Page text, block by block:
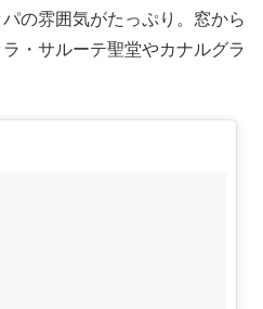
の雰囲気がたっぷり。窓から
・サルーテ聖堂やカナルグラ